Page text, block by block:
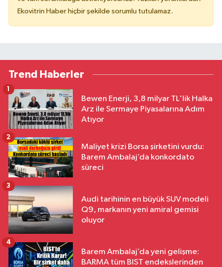
Ekovitrin Haber hiçbir şekilde sorumlu tutulamaz.
Trend Haberler
Bewen Enerji, 3,8 milyar TL'lik Halka
Arz ile Sermaye Piyasalarına Adım
Atıyor
1
Maliyet krizi Borsa şirketini vurdu:
Barem Ambalaj’da konkordato
süreci
2
Audi tarihinin en büyük SUV modeli
Q9, markanın yeni amiral gemisi
oluyor
3
Barem Ambalaj’da yeni gelişme:
BARMA tüm BIST endekslerinden
4